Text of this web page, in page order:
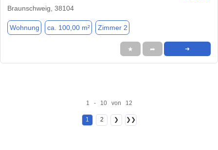
Braunschweig, 38104
Wohnung ca. 100,00 m² Zimmer 2
★ ➦ ➜
1 - 10 von 12
1 2 ❯ ❯❯